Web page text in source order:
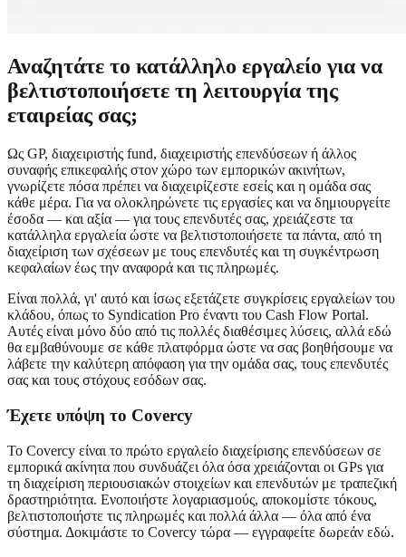
Αναζητάτε το κατάλληλο εργαλείο για να
βελτιστοποιήσετε τη λειτουργία της
εταιρείας σας;
Ως GP, διαχειριστής fund, διαχειριστής επενδύσεων ή άλλος
συναφής επικεφαλής στον χώρο των εμπορικών ακινήτων,
γνωρίζετε πόσα πρέπει να διαχειρίζεστε εσείς και η ομάδα σας
κάθε μέρα. Για να ολοκληρώνετε τις εργασίες και να δημιουργείτε
έσοδα — και αξία — για τους επενδυτές σας, χρειάζεστε τα
κατάλληλα εργαλεία ώστε να βελτιστοποιήσετε τα πάντα, από τη
διαχείριση των σχέσεων με τους επενδυτές και τη συγκέντρωση
κεφαλαίων έως την αναφορά και τις πληρωμές.
Είναι πολλά, γι' αυτό και ίσως εξετάζετε συγκρίσεις εργαλείων του
κλάδου, όπως το Syndication Pro έναντι του Cash Flow Portal.
Αυτές είναι μόνο δύο από τις πολλές διαθέσιμες λύσεις, αλλά εδώ
θα εμβαθύνουμε σε κάθε πλατφόρμα ώστε να σας βοηθήσουμε να
λάβετε την καλύτερη απόφαση για την ομάδα σας, τους επενδυτές
σας και τους στόχους εσόδων σας.
Έχετε υπόψη το Covercy
Το Covercy είναι το πρώτο εργαλείο διαχείρισης επενδύσεων σε
εμπορικά ακίνητα που συνδυάζει όλα όσα χρειάζονται οι GPs για
τη διαχείριση περιουσιακών στοιχείων και επενδυτών με τραπεζική
δραστηριότητα. Ενοποιήστε λογαριασμούς, αποκομίστε τόκους,
βελτιστοποιήστε τις πληρωμές και πολλά άλλα — όλα από ένα
σύστημα. Δοκιμάστε το Covercy τώρα — εγγραφείτε δωρεάν εδώ.